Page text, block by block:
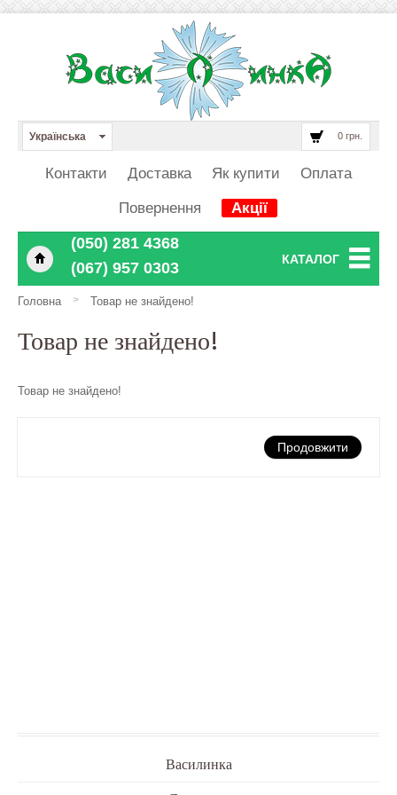
0 грн.
Українська
Контакти Доставка Як купити Оплата
Повернення Акції
‎‎‎‎‎(050) 281 4368
‎‎‎‎‎(067) 957 0303
КАТАЛОГ
Головна > Товар не знайдено!
Товар не знайдено!
Товар не знайдено!
Продовжити
Василинка